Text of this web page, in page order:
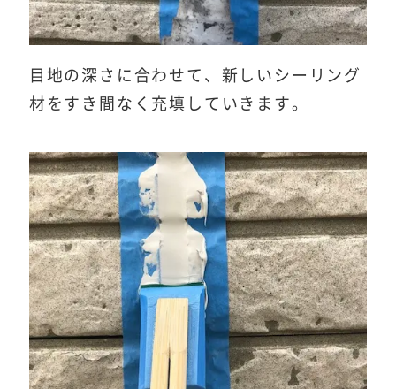
目地の深さに合わせて、新しいシーリング
材をすき間なく充填していきます。